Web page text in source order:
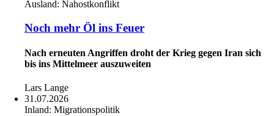
Ausland: Nahostkonflikt
Noch mehr Öl ins Feuer
Nach erneuten Angriffen droht der Krieg gegen Iran sich
bis ins Mittelmeer auszuweiten
Lars Lange
31.07.2026
Inland: Migrationspolitik